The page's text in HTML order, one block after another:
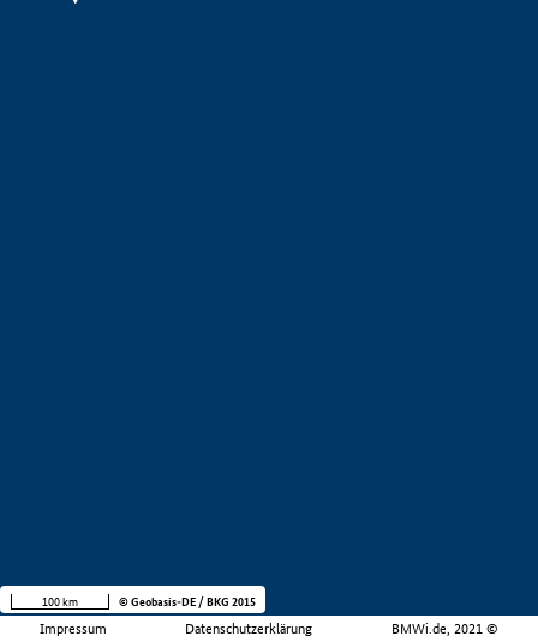
Impressum Datenschutzerklärung BMWi.de, 2021 ©
100 km © Geobasis-DE / BKG 2015